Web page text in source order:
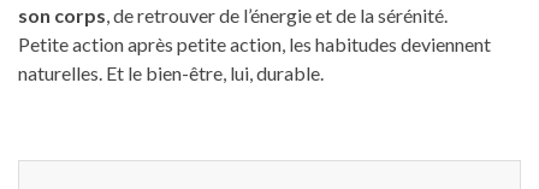
son corps, de retrouver de l’énergie et de la sérénité.
Petite action après petite action, les habitudes deviennent
naturelles. Et le bien-être, lui, durable.